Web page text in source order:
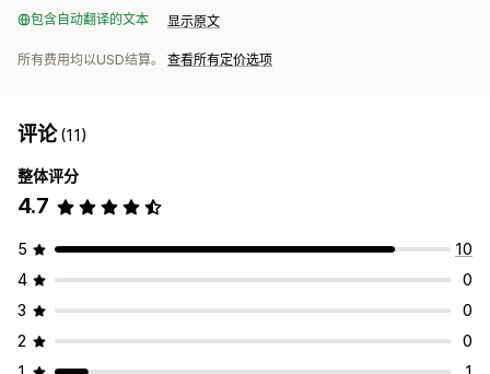
包含自动翻译的文本 显示原文
所有费用均以USD结算。 查看所有定价选项
评论(11)
整体评分
4.7
5
10
4
0
3
0
2
0